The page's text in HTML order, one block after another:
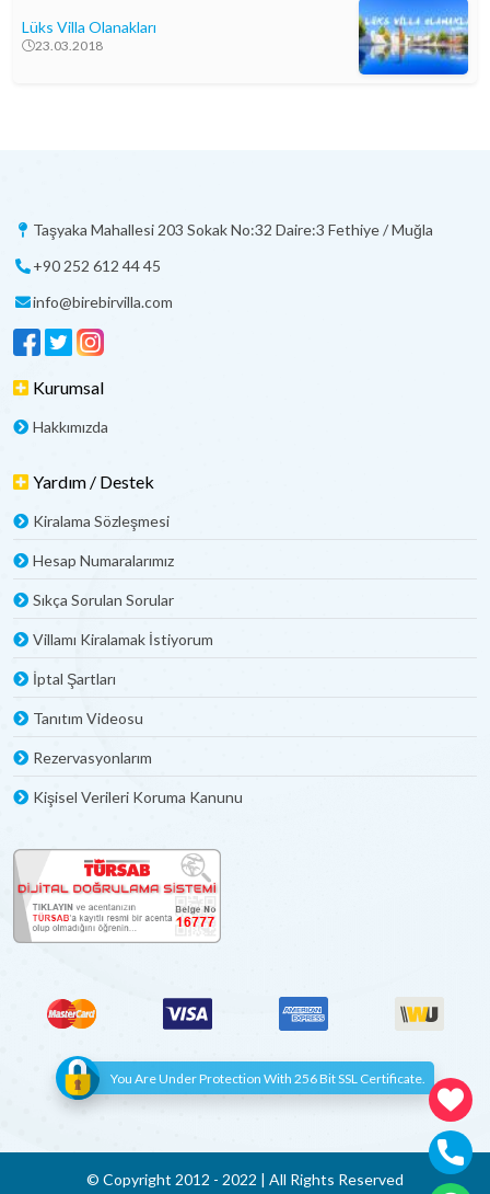
Lüks Villa Olanakları
23.03.2018
Taşyaka Mahallesi 203 Sokak No:32 Daire:3 Fethiye / Muğla
+90 252 612 44 45
info@birebirvilla.com
Kurumsal
Hakkımızda
Yardım / Destek
Kiralama Sözleşmesi
Hesap Numaralarımız
Sıkça Sorulan Sorular
Villamı Kiralamak İstiyorum
İptal Şartları
Tanıtım Videosu
Rezervasyonlarım
Kişisel Verileri Koruma Kanunu
You Are Under Protection With 256 Bit SSL Certificate.
© Copyright 2012 - 2022 | All Rights Reserved